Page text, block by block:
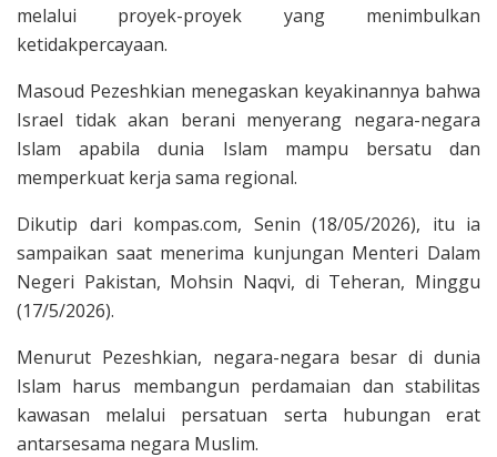
melalui proyek-proyek yang menimbulkan
ketidakpercayaan.
Masoud Pezeshkian menegaskan keyakinannya bahwa
Israel tidak akan berani menyerang negara-negara
Islam apabila dunia Islam mampu bersatu dan
memperkuat kerja sama regional.
Dikutip dari kompas.com, Senin (18/05/2026), itu ia
sampaikan saat menerima kunjungan Menteri Dalam
Negeri Pakistan, Mohsin Naqvi, di Teheran, Minggu
(17/5/2026).
Menurut Pezeshkian, negara-negara besar di dunia
Islam harus membangun perdamaian dan stabilitas
kawasan melalui persatuan serta hubungan erat
antarsesama negara Muslim.